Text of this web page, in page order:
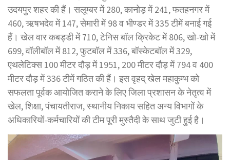
उदयपुर शहर की हैं। सलूम्बर में 280, कानोड़ में 241, फतहनगर में
460, ऋषभदेव में 147, सेमारी में 98 व भीण्डर में 335 टीमें बनाई गई
हैं। खेल वार कबड्डी में 710, टेनिस बॉल क्रिकेट में 806, खो-खो में
699, वॉलीबॉल में 812, फुटबॉल में 336, बॉस्केटबॉल में 329,
एथलेटिक्स 100 मीटर दौड़ में 1951, 200 मीटर दौड़ में 794 व 400
मीटर दौड़ में 336 टीमें गठित की हैं। इस वृहद् खेल महाकुम्भ को
सफलता पूर्वक आयोजित कराने के लिए जिला प्रशासन के नेतृत्व में
खेल, शिक्षा, पंचायतीराज, स्थानीय निकाय सहित अन्य विभागों के
अधिकारियों-कर्मचारियों की टीम पूरी मुस्तैदी के साथ जुटी हुई है।